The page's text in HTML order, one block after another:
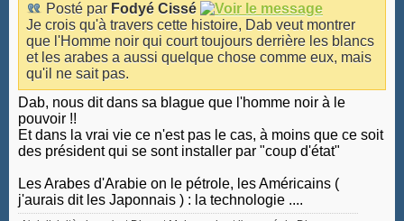
Posté par Fodyé Cissé
Je crois qu'à travers cette histoire, Dab veut montrer
que l'Homme noir qui court toujours derrière les blancs
et les arabes a aussi quelque chose comme eux, mais
qu'il ne sait pas.
Dab, nous dit dans sa blague que l'homme noir à le
pouvoir !!
Et dans la vrai vie ce n'est pas le cas, à moins que ce soit
des président qui se sont installer par "coup d'état"
Les Arabes d'Arabie on le pétrole, les Américains (
j'aurais dit les Japonnais ) : la technologie ....